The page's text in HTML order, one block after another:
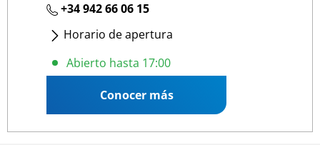
+34 942 66 06 15
Horario de apertura
Lunes- Viernes:08:30 17:00
Abierto hasta 17:00
Conocer más